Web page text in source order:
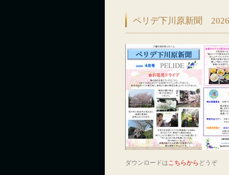
ペリデ下川原新聞
ダウンロードはこちらから どうぞ